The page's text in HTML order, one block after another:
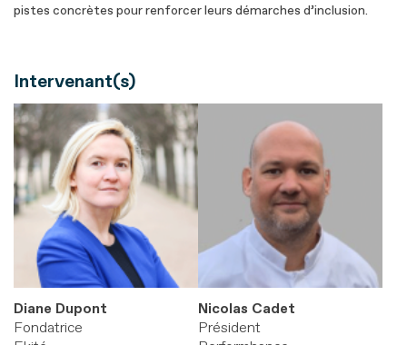
pistes concrètes pour renforcer leurs démarches d’inclusion.
Intervenant(s)
Diane Dupont
Fondatrice
Nicolas Cadet
Président